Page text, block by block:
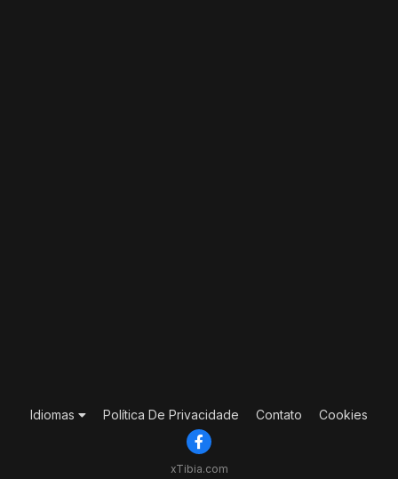
Idiomas Política De Privacidade Contato Cookies
xTibia.com